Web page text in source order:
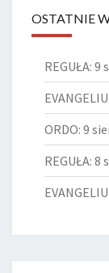
OSTATNIE
REGUŁA:
ORDO: 9
REGUŁA: